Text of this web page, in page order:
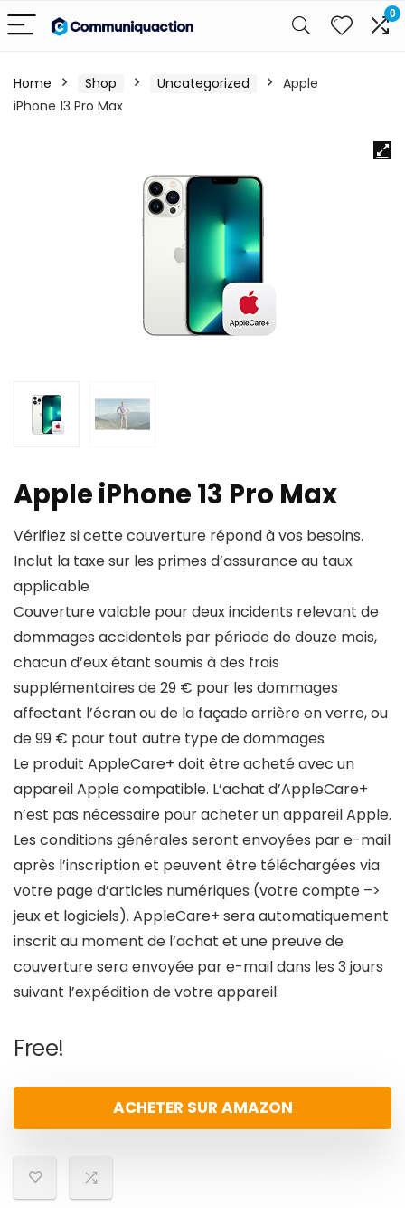
0
Home Shop Uncategorized
Apple
iPhone 13 Pro Max
Apple iPhone 13 Pro Max
Vérifiez si cette couverture répond à vos besoins.
Inclut la taxe sur les primes d’assurance au taux
applicable
Couverture valable pour deux incidents relevant de
dommages accidentels par période de douze mois,
chacun d’eux étant soumis à des frais
supplémentaires de 29 € pour les dommages
affectant l’écran ou de la façade arrière en verre, ou
de 99 € pour tout autre type de dommages
Le produit AppleCare+ doit être acheté avec un
appareil Apple compatible. L’achat d’AppleCare+
n’est pas nécessaire pour acheter un appareil Apple.
Les conditions générales seront envoyées par e-mail
après l’inscription et peuvent être téléchargées via
votre page d’articles numériques (votre compte –>
jeux et logiciels). AppleCare+ sera automatiquement
inscrit au moment de l’achat et une preuve de
couverture sera envoyée par e-mail dans les 3 jours
suivant l’expédition de votre appareil.
Free!
ACHETER SUR AMAZON